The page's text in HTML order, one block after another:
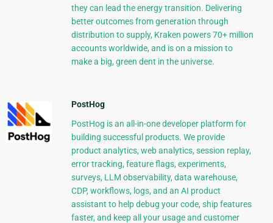
they can lead the energy transition. Delivering
better outcomes from generation through
distribution to supply, Kraken powers 70+ million
accounts worldwide, and is on a mission to
make a big, green dent in the universe.
PostHog
PostHog is an all-in-one developer platform for
building successful products. We provide
product analytics, web analytics, session replay,
error tracking, feature flags, experiments,
surveys, LLM observability, data warehouse,
CDP, workflows, logs, and an AI product
assistant to help debug your code, ship features
faster, and keep all your usage and customer